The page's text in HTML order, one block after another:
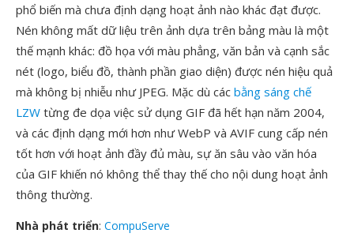
phổ biến mà chưa định dạng hoạt ảnh nào khác đạt được.
Nén không mất dữ liệu trên ảnh dựa trên bảng màu là một
thế mạnh khác: đồ họa với màu phẳng, văn bản và cạnh sắc
nét (logo, biểu đồ, thành phần giao diện) được nén hiệu quả
mà không bị nhiễu như JPEG. Mặc dù các bằng sáng chế
LZW từng đe dọa việc sử dụng GIF đã hết hạn năm 2004,
và các định dạng mới hơn như WebP và AVIF cung cấp nén
tốt hơn với hoạt ảnh đầy đủ màu, sự ăn sâu vào văn hóa
của GIF khiến nó không thể thay thế cho nội dung hoạt ảnh
thông thường.
Nhà phát triển: CompuServe